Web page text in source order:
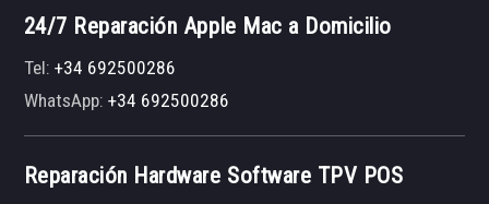
24/7 Reparación Apple Mac a Domicilio
Tel:+34 692500286
WhatsApp:+34 692500286
Reparación Hardware Software TPV POS